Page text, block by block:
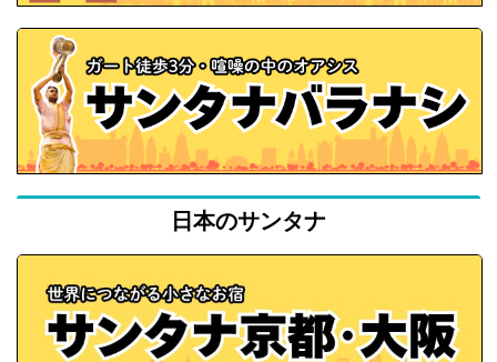
日本のサンタナ